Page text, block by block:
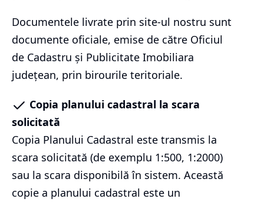
Documentele livrate prin site-ul nostru sunt
documente oficiale, emise de către Oficiul
de Cadastru și Publicitate Imobiliara
județean, prin birourile teritoriale.
Copia planului cadastral la scara
solicitată
Copia Planului Cadastral este transmis la
scara solicitată (de exemplu 1:500, 1:2000)
sau la scara disponibilă în sistem. Această
copie a planului cadastral este un